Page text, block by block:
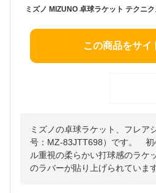
この商品をサイ
ミズノの卓球ラケット、フレア
号：MZ-83JTT698）です。 初
ル重視の柔らかい打球感のラケ
のラバーが貼り上げられています